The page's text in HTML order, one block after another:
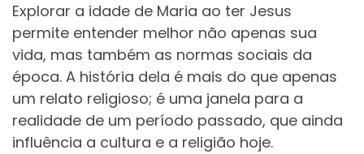
Explorar a idade de Maria ao ter Jesus
permite entender melhor não apenas sua
vida, mas também as normas sociais da
época. A história dela é mais do que apenas
um relato religioso; é uma janela para a
realidade de um período passado, que ainda
influência a cultura e a religião hoje.